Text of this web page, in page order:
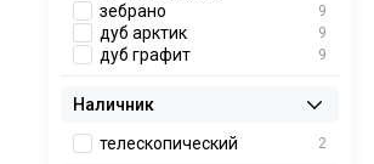
зебрано 9
дуб арктик 9
дуб графит 9
Наличник
телескопический
2